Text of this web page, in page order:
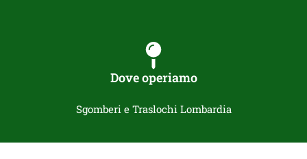
Dove operiamo
Sgomberi e Traslochi Lombardia